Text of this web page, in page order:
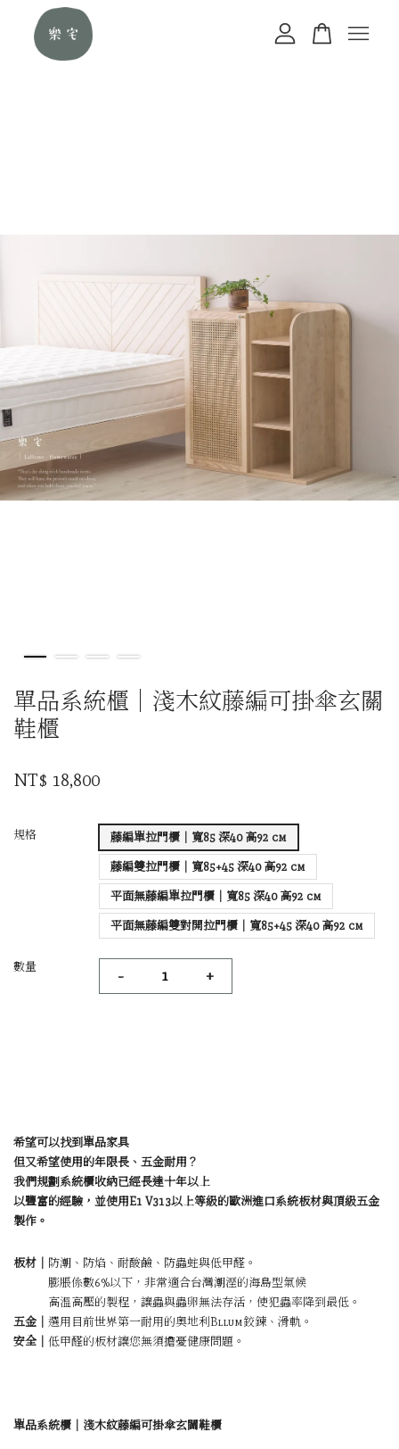
單品系統櫃｜淺木紋藤編可掛傘玄關
鞋櫃
NT$ 18,800
規格 藤編單拉門櫃｜寬85 深40 高92 cm
藤編雙拉門櫃｜寬85+45 深40 高92 cm
平面無藤編單拉門櫃｜寬85 深40 高92 cm
平面無藤編雙對開拉門櫃｜寬85+45 深40 高92 cm
數量 - +
希望可以找到單品家具
但又希望使用的年限長、五金耐用？
我們規劃系統櫃收納已經長達十年以上
以豐富的經驗，並使用E1 V313以上等級的歐洲進口系統板材與頂級五金
製作。
板材｜
防潮、防焰、耐酸鹼、防蟲蛀與低甲醛。
膨脹係數6%以下，非常適合台灣潮溼的海島型氣候
高溫高壓的製程，讓蟲與蟲卵無法存活，使犯蟲率降到最低。
五金｜ 選用目前世界第一耐用的奧地利Bllum鉸鍊、滑軌。
安全｜ 低甲醛的板材讓您無須擔憂健康問題。
單品系統櫃｜淺木紋藤編可掛傘玄關鞋櫃